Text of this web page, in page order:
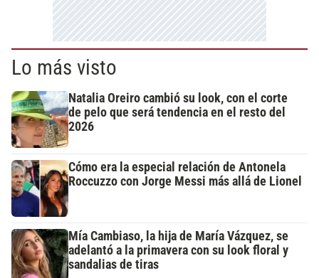
Lo más visto
Natalia Oreiro cambió su look, con el corte
de pelo que será tendencia en el resto del
2026
Cómo era la especial relación de Antonela
Roccuzzo con Jorge Messi más allá de Lionel
Mía Cambiaso, la hija de María Vázquez, se
adelantó a la primavera con su look floral y
sandalias de tiras